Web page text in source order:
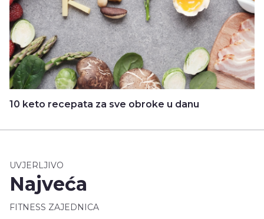
10 keto recepata za sve obroke u danu
UVJERLJIVO
Najveća
FITNESS ZAJEDNICA